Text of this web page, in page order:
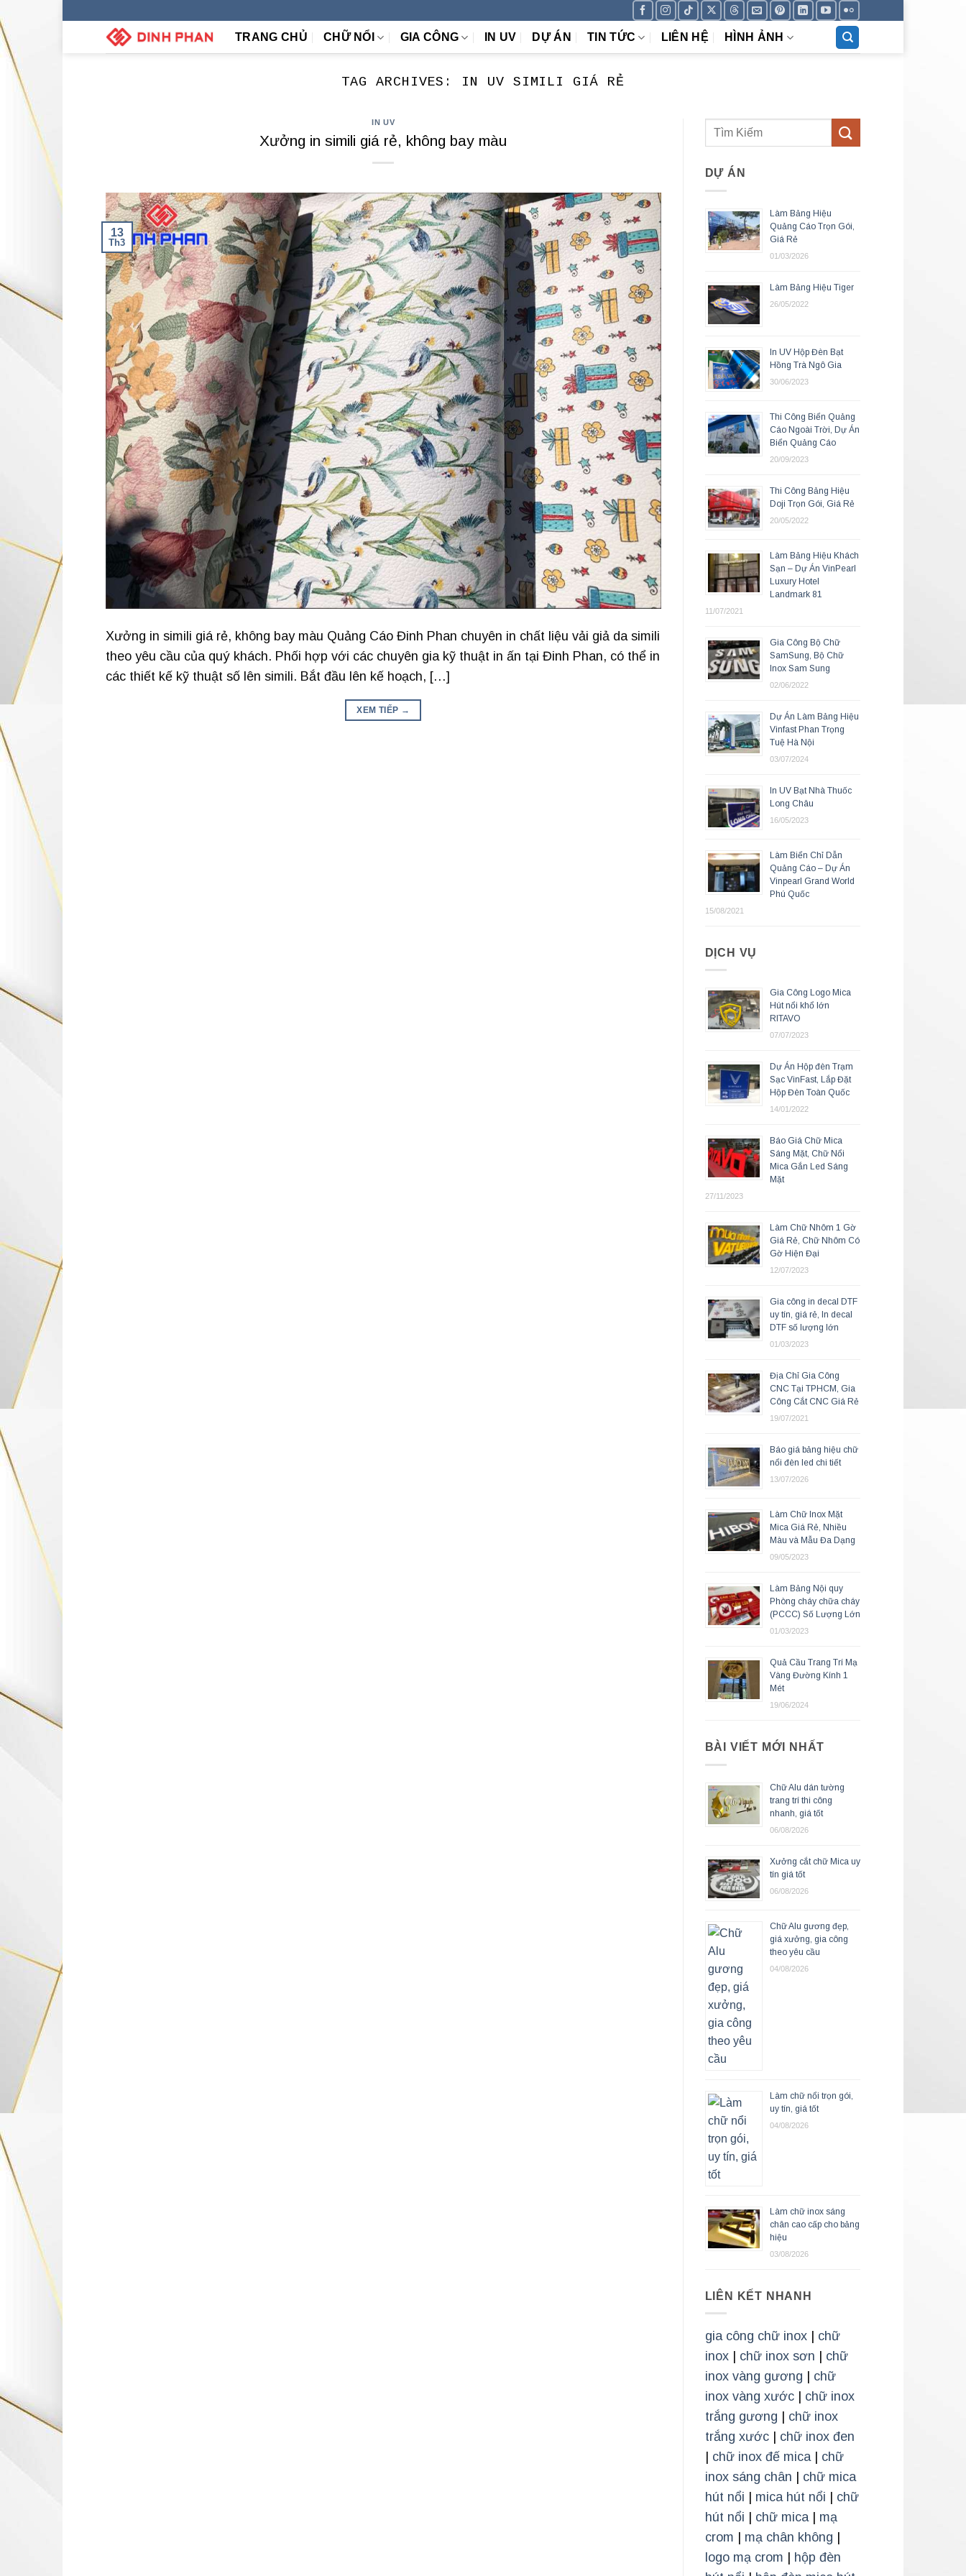
TRANG CHỦ CHỮ NỔI GIA CÔNG IN UV DỰ ÁN TIN TỨC LIÊN HỆ HÌNH ẢNH
TAG ARCHIVES: IN UV SIMILI GIÁ RẺ
IN UV
Xưởng in simili giá rẻ, không bay màu
13
Th3
Xưởng in simili giá rẻ, không bay màu Quảng Cáo Đinh Phan chuyên in chất liệu vải giả da simili
theo yêu cầu của quý khách. Phối hợp với các chuyên gia kỹ thuật in ấn tại Đinh Phan, có thể in
các thiết kế kỹ thuật số lên simili. Bắt đầu lên kế hoạch, […]
XEM TIẾP →
DỰ ÁN
Làm Bảng Hiệu
Quảng Cáo Trọn Gói,
Giá Rẻ
01/03/2026
Làm Bảng Hiệu Tiger
26/05/2022
In UV Hộp Đèn Bạt
Hồng Trà Ngô Gia
30/06/2023
Thi Công Biển Quảng
Cáo Ngoài Trời, Dự Án
Biển Quảng Cáo
20/09/2023
Thi Công Bảng Hiệu
Doji Trọn Gói, Giá Rẻ
20/05/2022
Làm Bảng Hiệu Khách
Sạn – Dự Án VinPearl
Luxury Hotel
Landmark 81
11/07/2021
Gia Công Bộ Chữ
SamSung, Bộ Chữ
Inox Sam Sung
02/06/2022
Dự Án Làm Bảng Hiệu
Vinfast Phan Trọng
Tuệ Hà Nội
03/07/2024
In UV Bạt Nhà Thuốc
Long Châu
16/05/2023
Làm Biển Chỉ Dẫn
Quảng Cáo – Dự Án
Vinpearl Grand World
Phú Quốc
15/08/2021
DỊCH VỤ
Gia Công Logo Mica
Hút nổi khổ lớn
RITAVO
07/07/2023
Dự Án Hộp đèn Trạm
Sạc VinFast, Lắp Đặt
Hộp Đèn Toàn Quốc
14/01/2022
Báo Giá Chữ Mica
Sáng Mặt, Chữ Nổi
Mica Gắn Led Sáng
Mặt
27/11/2023
Làm Chữ Nhôm 1 Gờ
Giá Rẻ, Chữ Nhôm Có
Gờ Hiện Đại
12/07/2023
Gia công in decal DTF
uy tín, giá rẻ, In decal
DTF số lượng lớn
01/03/2023
Địa Chỉ Gia Công
CNC Tại TPHCM, Gia
Công Cắt CNC Giá Rẻ
19/07/2021
Báo giá bảng hiệu chữ
nổi đèn led chi tiết
13/07/2026
Làm Chữ Inox Mặt
Mica Giá Rẻ, Nhiều
Màu và Mẫu Đa Dạng
09/05/2023
Làm Bảng Nội quy
Phòng cháy chữa cháy
(PCCC) Số Lượng Lớn
01/03/2023
Quả Cầu Trang Trí Mạ
Vàng Đường Kính 1
Mét
19/06/2024
BÀI VIẾT MỚI NHẤT
Chữ Alu dán tường
trang trí thi công
nhanh, giá tốt
06/08/2026
Xưởng cắt chữ Mica uy
tín giá tốt
06/08/2026
Chữ Alu gương đẹp,
giá xưởng, gia công
theo yêu cầu
04/08/2026
Làm chữ nổi trọn gói,
uy tín, giá tốt
04/08/2026
Làm chữ inox sáng
chân cao cấp cho bảng
hiệu
03/08/2026
LIÊN KẾT NHANH
gia công chữ inox| chữ
inox| chữ inox sơn
chữ
inox vàng gương
chữ
inox vàng xước| chữ inox
trắng gương
chữ inox
trắng xước| chữ inox đen
chữ inox đế mica| chữ
inox sáng chân
chữ mica
hút nổi
mica hút nổi
chữ
hút nổi
chữ mica| mạ
crom
mạ chân không
logo mạ crom
hộp đèn